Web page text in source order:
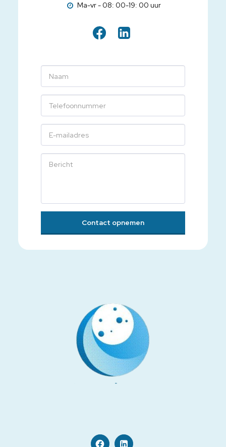
Ma-vr - 08: 00-19: 00 uur
Contact opnemen